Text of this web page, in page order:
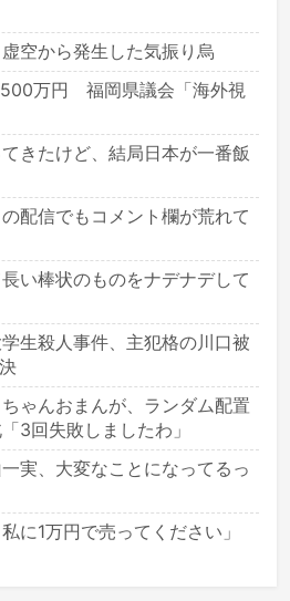
虚空から発生した気振り烏
万円 福岡県議会「海外視
てきたけど、結局日本が一番飯
の配信でもコメント欄が荒れて
い棒状のものをナデナデして
学生殺人事件、主犯格の川口被
ちゃんおまんが、ランダム配置
3回失敗しましたわ」
実、大変なことになってるっ
に1万円で売ってください」